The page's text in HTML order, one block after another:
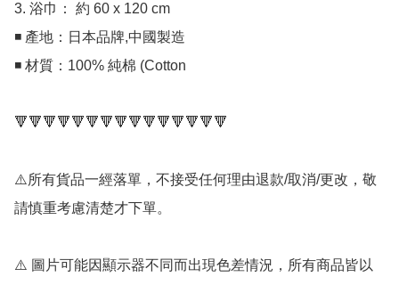
3. 浴巾： 約 60 x 120 cm
◾ 產地：日本品牌,中國製造
◾ 材質：100% 純棉 (Cotton
🔻🔻🔻🔻🔻🔻🔻🔻🔻🔻🔻🔻🔻🔻🔻
⚠️所有貨品一經落單，不接受任何理由退款/取消/更改，敬
請慎重考慮清楚才下單。
⚠️ 圖片可能因顯示器不同而出現色差情況，所有商品皆以